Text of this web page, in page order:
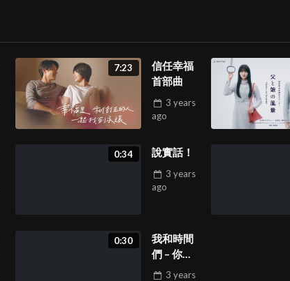
7:23
信任幸福
首部曲
3 years
ago
0:34 說實話！
3 years
ago
0:30
我和時間
們 – 你太
慢啦3 years